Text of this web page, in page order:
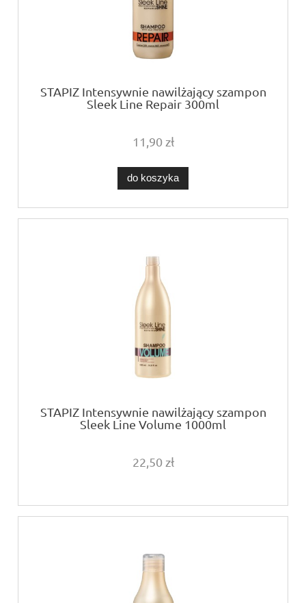
STAPIZ Intensywnie nawilżający szampon
Sleek Line Repair 300ml
11,90 zł
do koszyka
STAPIZ Intensywnie nawilżający szampon
Sleek Line Volume 1000ml
22,50 zł